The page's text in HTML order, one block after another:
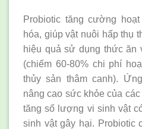
Probiotic tăng cường
hóa, giúp vật nuôi hấp thụ
hiệu quả sử dụng thức ăn
(chiếm 60-80% chi phí
thủy sản thâm canh).
nâng cao sức khỏe của
tăng số lượng vi sinh vật
sinh vật gây hại. Probiotic